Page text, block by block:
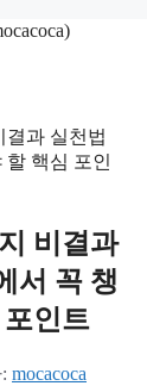
비결과
서 꼭 챙
인트
mocacoca